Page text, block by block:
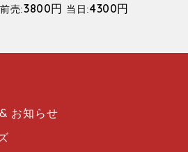
前売:3800円 当日:4300円
お知らせ